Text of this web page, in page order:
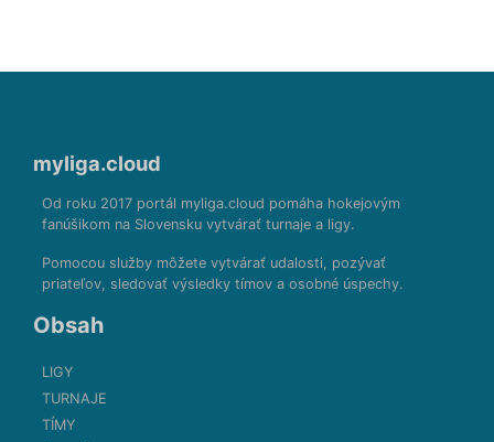
myliga.cloud
Od roku 2017 portál myliga.cloud pomáha hokejovým
fanúšikom na Slovensku vytvárať turnaje a ligy.
Pomocou služby môžete vytvárať udalosti, pozývať
priateľov, sledovať výsledky tímov a osobné úspechy.
Obsah
LIGY
TURNAJE
TÍMY